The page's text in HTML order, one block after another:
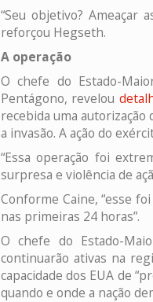
“Seu objetivo? Ameaçar
reforçou Hegseth.
A operação
O chefe do Estado-
Pentágono, revelou
recebida uma
a invasão. A ação do
“Essa operação foi
surpresa e violência de
Conforme Caine, “esse
nas primeiras 24 horas”.
O chefe do Estado-
continuarão ativas na
capacidade dos EUA de
quando e onde a nação